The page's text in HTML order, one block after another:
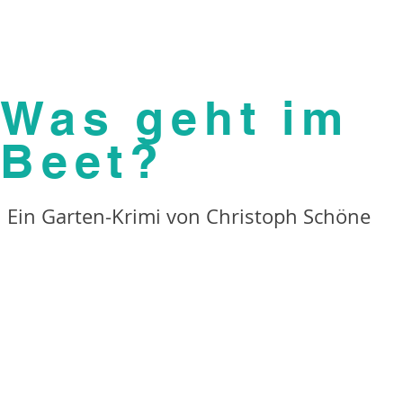
Was geht im
Beet?
Ein Garten-Krimi von Christoph Schöne